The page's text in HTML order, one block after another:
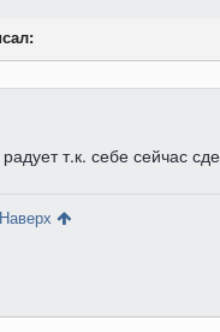
т.к. себе сейчас
Наверх